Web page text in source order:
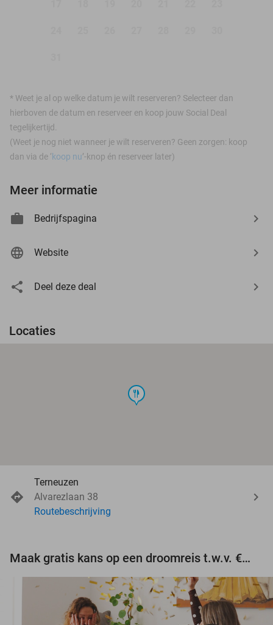
* Weet je al op welke datum je wilt reserveren? Selecteer dan
hierboven de datum en reserveer en koop jouw Social Deal
tegelijkertijd.
(Weet je nog niet wanneer je wilt reserveren? Geen zorgen: koop
dan via de ‘koop nu’-knop én reserveer later)
Meer informatie
Bedrijfspagina
Website
Deel deze deal
Locaties
food
Terneuzen
Alvarezlaan 38
Routebeschrijving
Maak gratis kans op een droomreis t.w.v. €3.000!